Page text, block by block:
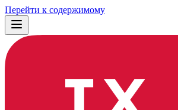
Перейти к содержимому